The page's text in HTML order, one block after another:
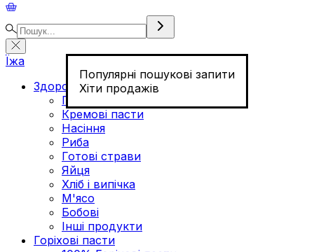
Популярні пошукові запити
Хіти продажів
Їжа
Здорове харчування
Горіхи
Кремові пасти
Насіння
Риба
Готові страви
Яйця
Хліб і випічка
М'ясо
Бобові
Інші продукти
Горіхові пасти